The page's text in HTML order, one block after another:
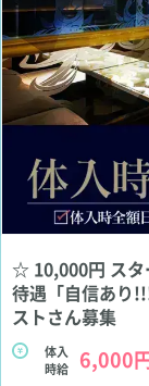
☆ 10,000円 スタ
待遇「自信あり
ストさん募集
体入
時給
6,000